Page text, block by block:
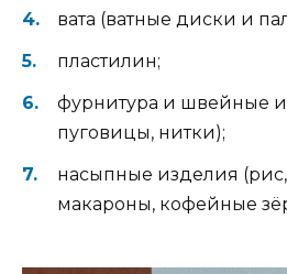
вата (ватные диски и
пластилин;
фурнитура и швейные
пуговицы, нитки);
насыпные изделия (рис,
макароны, кофейные